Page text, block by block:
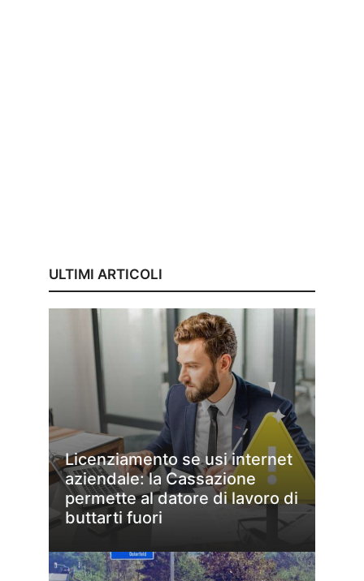
ULTIMI ARTICOLI
Licenziamento se usi internet
aziendale: la Cassazione
permette al datore di lavoro di
buttarti fuori